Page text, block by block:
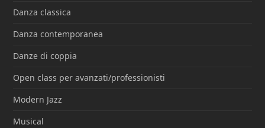
Danza classica
Danza contemporanea
Danze di coppia
Open class per avanzati/professionisti
Modern Jazz
Musical